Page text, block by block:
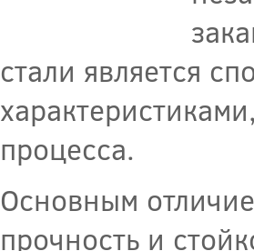
стали является
процесса.
Основным
прочность и